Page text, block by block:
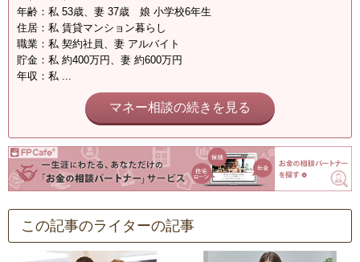
年齢：私 53歳、妻 37歳 娘 小学校6年生
住居：私 賃貸マンション暮らし
職業：私 契約社員、妻 アルバイト
貯金：私 約400万円、妻 約600万円
年収：私 ...
マネー相談の続きを見る
この記事のライターの記事